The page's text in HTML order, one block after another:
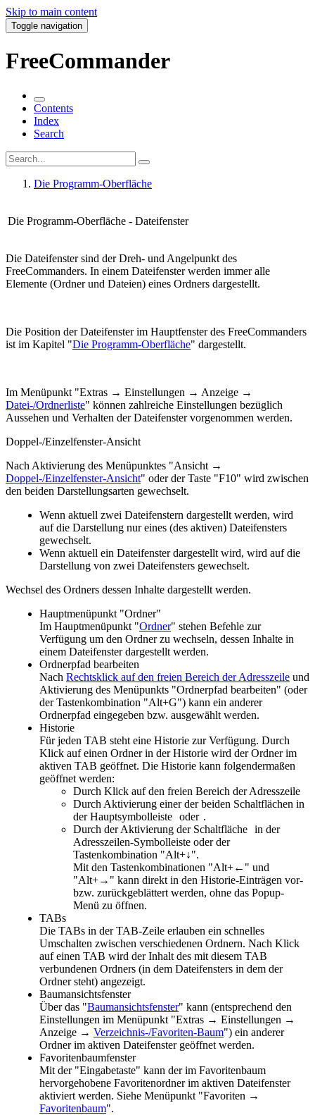
Skip to main content
Toggle navigation
FreeCommander
Contents
Index
Search
Die Programm-Oberfläche
Die Programm-Oberfläche - Dateifenster
Die Dateifenster sind der Dreh- und Angelpunkt des
FreeCommanders. In einem Dateifenster werden immer alle
Elemente (Ordner und Dateien) eines Ordners dargestellt.
Die Position der Dateifenster im Hauptfenster des FreeCommanders
ist im Kapitel "Die Programm-Oberfläche" dargestellt.
Im Menüpunkt "Extras → Einstellungen → Anzeige →
Datei-/Ordnerliste" können zahlreiche Einstellungen bezüglich
Aussehen und Verhalten der Dateifenster vorgenommen werden.
Doppel-/Einzelfenster-Ansicht
Nach Aktivierung des Menüpunktes "Ansicht →
Doppel-/Einzelfenster-Ansicht" oder der Taste "F10" wird zwischen
den beiden Darstellungsarten gewechselt.
Wenn aktuell zwei Dateifenstern dargestellt werden, wird
auf die Darstellung nur eines (des aktiven) Dateifensters
gewechselt.
Wenn aktuell ein Dateifenster dargestellt wird, wird auf die
Darstellung von zwei Dateifensters gewechselt.
Wechsel des Ordners dessen Inhalte dargestellt werden.
Hauptmenüpunkt "Ordner"
Im Hauptmenüpunkt "Ordner" stehen Befehle zur
Verfügung um den Ordner zu wechseln, dessen Inhalte in
einem Dateifenster dargestellt werden.
Ordnerpfad bearbeiten
Nach Rechtsklick auf den freien Bereich der Adresszeile und
Aktivierung des Menüpunkts "Ordnerpfad bearbeiten" (oder
der Tastenkombination "Alt+G") kann ein anderer
Ordnerpfad eingegeben bzw. ausgewählt werden.
Historie
Für jeden TAB steht eine Historie zur Verfügung. Durch
Klick auf einen Ordner in der Historie wird der Ordner im
aktiven TAB geöffnet. Die Historie kann folgendermaßen
geöffnet werden:
Durch Klick auf den freien Bereich der Adresszeile
Durch Aktivierung einer der beiden Schaltflächen in
der Hauptsymbolleiste oder .
Durch der Aktivierung der Schaltfläche in der
Adresszeilen-Symbolleiste oder der
Tastenkombination "Alt+↓".
Mit den Tastenkombinationen "Alt+←" und
"Alt+→" kann direkt in den Historie-Einträgen vor-
bzw. zurückgeblättert werden, ohne das Popup-
Menü zu öffnen.
TABs
Die TABs in der TAB-Zeile erlauben ein schnelles
Umschalten zwischen verschiedenen Ordnern. Nach Klick
auf einen TAB wird der Inhalt des mit diesem TAB
verbundenen Ordners (in dem Dateifensters in dem der
Ordner steht) angezeigt.
Baumansichtsfenster
Über das "Baumansichtsfenster" kann (entsprechend den
Einstellungen im Menüpunkt "Extras → Einstellungen →
Anzeige → Verzeichnis-/Favoriten-Baum") ein anderer
Ordner im aktiven Dateifenster geöffnet werden.
Favoritenbaumfenster
Mit der "Eingabetaste" kann der im Favoritenbaum
hervorgehobene Favoritenordner im aktiven Dateifenster
aktiviert werden. Siehe Menüpunkt "Favoriten →
Favoritenbaum".